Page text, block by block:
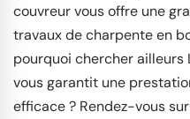
couvreur vous offre une
travaux de charpente en
pourquoi chercher ailleurs
vous garantit une
efficace ? Rendez-vous